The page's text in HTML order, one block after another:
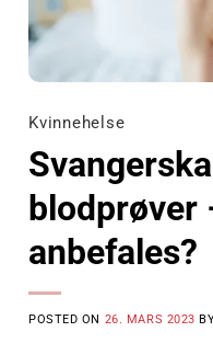
Kvinnehelse
blodprøver
anbefales?
POSTED ON 26. MARS 2023